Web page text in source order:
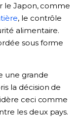
le Japon, comme
, le contrôle
alimentaire.
sous forme
une grande
la décision de
ceci comme
les deux pays.